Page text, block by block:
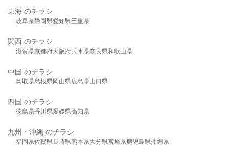
東海 のチラシ
岐阜県静岡県愛知県三重県
関西 のチラシ
滋賀県京都府大阪府兵庫県奈良県和歌山県
中国 のチラシ
鳥取県島根県岡山県広島県山口県
四国 のチラシ
徳島県香川県愛媛県高知県
九州・沖縄 のチラシ
福岡県佐賀県長崎県熊本県大分県宮崎県 鹿児島県沖縄県